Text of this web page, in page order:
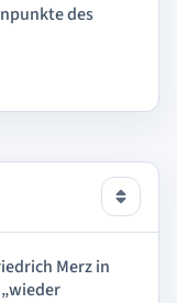
des
Merz in